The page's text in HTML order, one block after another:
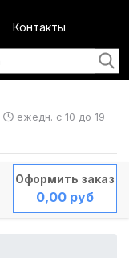
Контакты
ежедн. с 10 до 19
Оформить заказ
0,00 руб